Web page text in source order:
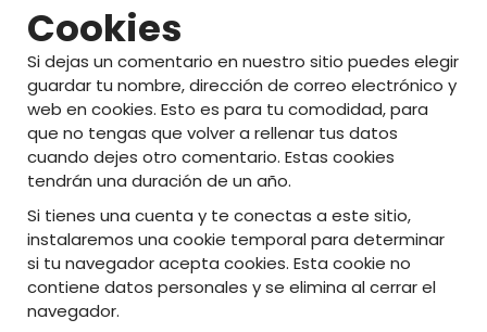
Cookies
Si dejas un comentario en nuestro sitio puedes elegir
guardar tu nombre, dirección de correo electrónico y
web en cookies. Esto es para tu comodidad, para
que no tengas que volver a rellenar tus datos
cuando dejes otro comentario. Estas cookies
tendrán una duración de un año.
Si tienes una cuenta y te conectas a este sitio,
instalaremos una cookie temporal para determinar
si tu navegador acepta cookies. Esta cookie no
contiene datos personales y se elimina al cerrar el
navegador.